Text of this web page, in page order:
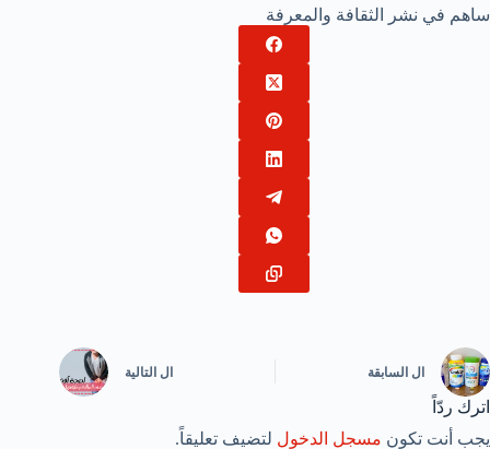
ساهم في نشر الثقافة والمعرفة
ال السابقة ال التالية
اترك ردّاً
يجب أنت تكون مسجل الدخول لتضيف تعليقاً.